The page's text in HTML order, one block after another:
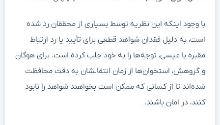
با وجود اینکه این نظریه توسط بسیاری از محققان رد شده
است، به دلیل فقدان شواهد قطعی برای تأیید یا رد ارتباط
مقبره با عیسی، توجه‌ها را به خود جلب کرده است. برای هوگان
و گروهش، استخوان‌ها از زمان انتقالشان به دقت محافظت
شده‌اند تا از کسانی که ممکن است بخواهند شواهد را نابود
کنند، در امان باشند.